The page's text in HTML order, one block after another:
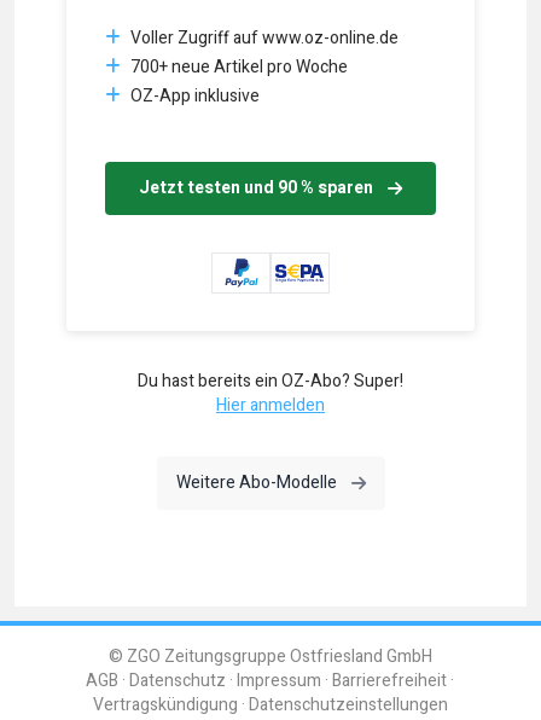
Voller Zugriff auf www.oz-online.de
700+ neue Artikel pro Woche
OZ-App inklusive
Jetzt testen und 90 % sparen
Du hast bereits ein OZ-Abo? Super!
Hier anmelden
Weitere Abo-Modelle
© ZGO Zeitungsgruppe Ostfriesland GmbH
AGB Datenschutz Impressum Barrierefreiheit
Vertragskündigung Datenschutzeinstellungen